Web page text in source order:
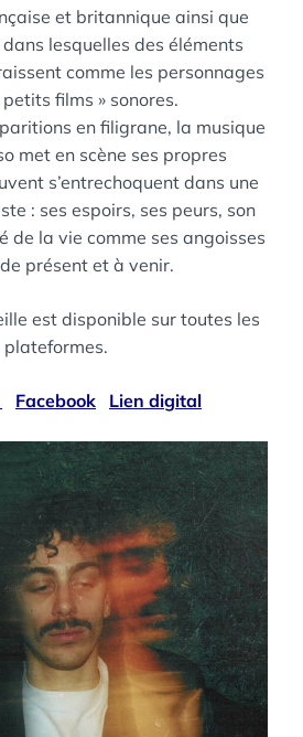
et britannique ainsi que
lesquelles des éléments
comme les personnages
petits films » sonores.
en filigrane, la musique
met en scène ses propres
s’entrechoquent dans une
: ses espoirs, ses peurs, son
de la vie comme ses angoisses
présent et à venir.
est disponible sur toutes les
plateformes.
Facebook Lien digital